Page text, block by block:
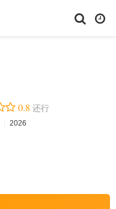
短剧大全 体育
0.8 还行
2026